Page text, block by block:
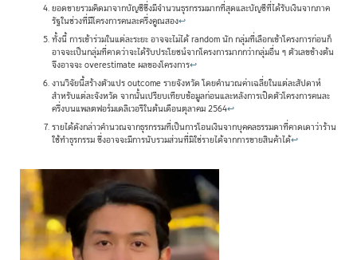
ยอดขายรวมคิดมาจากบัญชีซึ่งมีจำนวนธุรกรรมมากที่สุดและบัญชีที่ได้รับเงินจากภาค
รัฐในช่วงที่มีโครงการคนละครึ่งคูณสอง↩
ทั้งนี้ การเข้าร่วมในแต่ละระยะ อาจจะไม่ได้ random นัก กลุ่มที่เลือกเข้าโครงการก่อนก็
อาจจะเป็นกลุ่มที่คาดว่าจะได้รับประโยชน์จากโครงการมากกว่ากลุ่มอื่น ๆ ตัวเลขข้างต้น
จึงอาจจะ overestimate ผลของโครงการ↩
งานวิจัยนี้สร้างตัวแปร outcome รายจังหวัด โดยคำนวณค่าเฉลี่ยในแต่ละสัปดาห์
สำหรับแต่ละจังหวัด จากนั้นเปรียบเทียบข้อมูลก่อนและหลังการเปิดตัวโครงการคนละ
ครึ่งบนแพลตฟอร์มเดลิเวอรีในต้นเดือนตุลาคม 2564↩
รายได้ดังกล่าวคำนวณจากธุรกรรมที่เป็นการโอนเงินจากบุคคลธรรมดาที่คาดเดาว่าร้าน
ใช้ทำธุรกรรม ซึ่งอาจจะมีการนับรวมส่วนที่มิใช่รายได้จากการขายสินค้าได้↩